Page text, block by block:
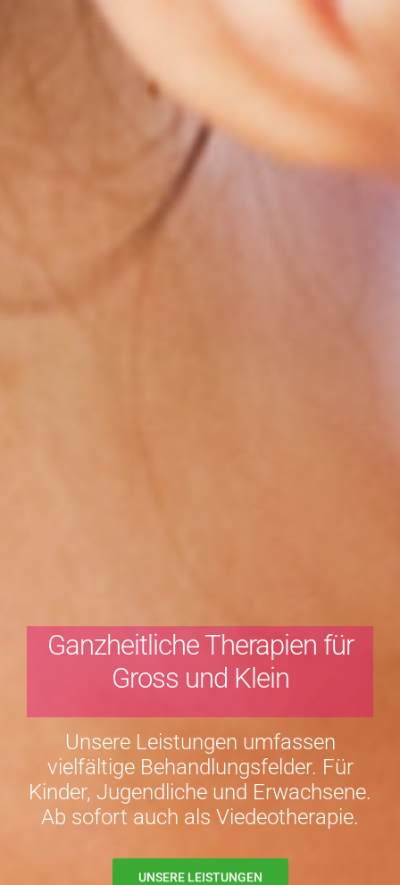
Ganzheitliche Therapien für
Gross und Klein
Unsere Leistungen umfassen
vielfältige Behandlungsfelder. Für
Kinder, Jugendliche und Erwachsene.
Ab sofort auch als Viedeotherapie.
UNSERE LEISTUNGEN